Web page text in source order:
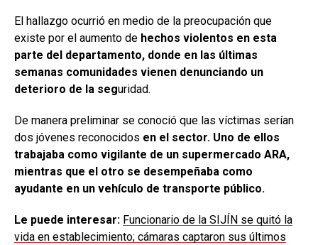
El hallazgo ocurrió en medio de la preocupación que
existe por el aumento de hechos violentos en esta
parte del departamento, donde en las últimas
semanas comunidades vienen denunciando un
deterioro de la seguridad.
De manera preliminar se conoció que las víctimas serían
dos jóvenes reconocidos en el sector. Uno de ellos
trabajaba como vigilante de un supermercado ARA,
mientras que el otro se desempeñaba como
ayudante en un vehículo de transporte público.
Le puede interesar: Funcionario de la SIJÍN se quitó la
vida en establecimiento; cámaras captaron sus últimos